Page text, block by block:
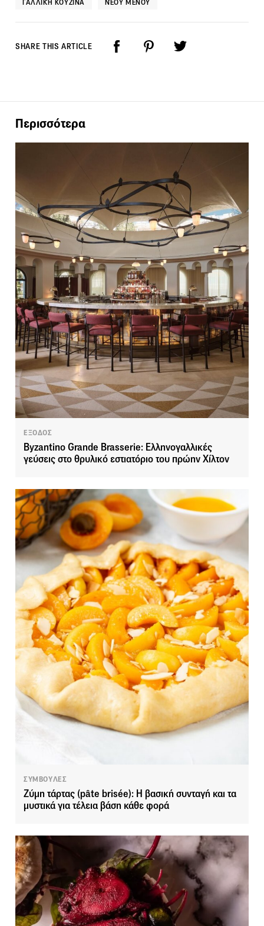
ΓΑΛΛΙΚΉ ΚΟΥΖΊΝΑ ΝΈΟΥ ΜΕΝΟΎ
SHARE THIS ARTICLE
Περισσότερα
ΕΞΟΔΟΣ
Byzantino Grande Brasserie: Ελληνογαλλικές
γεύσεις στο θρυλικό εστιατόριο του πρώην Χίλτον
ΣΥΜΒΟΥΛΕΣ
Ζύμη τάρτας (pâte brisée): Η βασική συνταγή και τα
μυστικά για τέλεια βάση κάθε φορά